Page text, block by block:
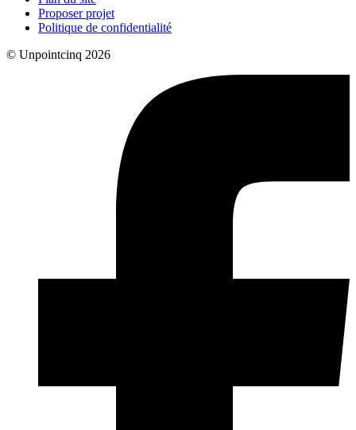
Proposer projet
Politique de confidentialité
© Unpointcinq 2026